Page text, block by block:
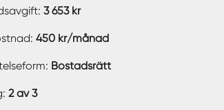
3 653 kr
450 kr/månad
Bostadsrätt
2 av 3